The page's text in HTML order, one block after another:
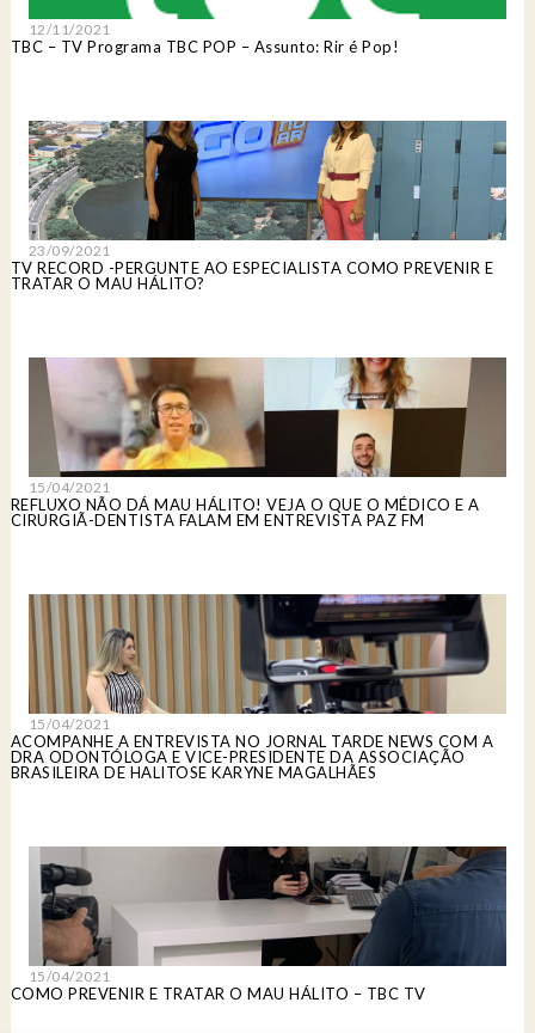
12/11/2021
TBC – TV Programa TBC POP – Assunto: Rir é Pop!
23/09/2021
TV RECORD -PERGUNTE AO ESPECIALISTA COMO PREVENIR E
TRATAR O MAU HÁLITO?
15/04/2021
REFLUXO NÃO DÁ MAU HÁLITO! VEJA O QUE O MÉDICO E A
CIRURGIÃ-DENTISTA FALAM EM ENTREVISTA PAZ FM
15/04/2021
ACOMPANHE A ENTREVISTA NO JORNAL TARDE NEWS COM A
DRA ODONTÓLOGA E VICE-PRESIDENTE DA ASSOCIAÇÃO
BRASILEIRA DE HALITOSE KARYNE MAGALHÃES
15/04/2021
COMO PREVENIR E TRATAR O MAU HÁLITO – TBC TV